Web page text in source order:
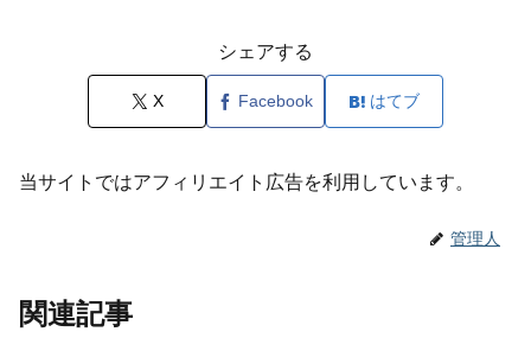
シェアする
X Facebook はてブ
当サイトではアフィリエイト広告を利用しています。
管理人
関連記事